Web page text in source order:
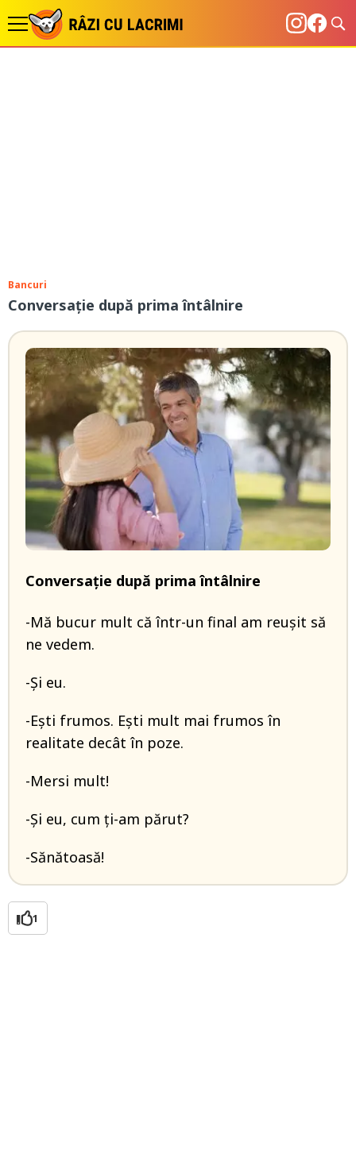
Bancuri
Conversație după prima întâlnire
Conversație după prima întâlnire
-Mă bucur mult că într-un final am reușit să
ne vedem.
-Și eu.
-Ești frumos. Ești mult mai frumos în
realitate decât în poze.
-Mersi mult!
-Și eu, cum ți-am părut?
-Sănătoasă!
1